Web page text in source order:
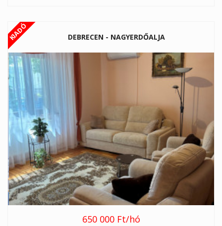
KIADÓ DEBRECEN - NAGYERDŐALJA
650 000 Ft/hó